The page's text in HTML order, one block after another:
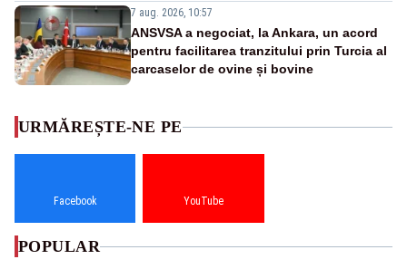
7 aug. 2026, 10:57
ANSVSA a negociat, la Ankara, un acord
pentru facilitarea tranzitului prin Turcia al
carcaselor de ovine și bovine
URMĂREȘTE-NE PE
Facebook YouTube
POPULAR